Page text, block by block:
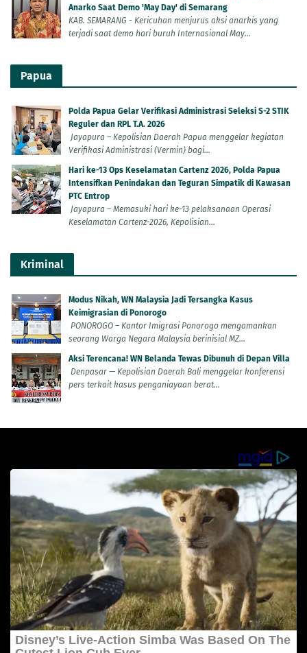
Anarko Saat Demo 'May Day' di Semarang
KAB. SEMARANG - Kericuhan menjurus aksi anarkis yang
terjadi saat demo hari buruh Internasional May...
Papua
Polda Papua Gelar Verifikasi Administrasi Seleksi S-2 STIK
Reguler dan RPL T.A. 2026
Jayapura – Kepolisian Daerah Papua menggelar kegiatan
Verifikasi Administrasi (Vermin) bagi...
Hari ke-13 Ops Keselamatan Cartenz 2026, Polda Papua
Intensifkan Penindakan dan Teguran Simpatik di Kawasan
PTC Entrop
Jayapura – Memasuki hari ke-13 pelaksanaan Operasi
Keselamatan Cartenz-2026, Kepolisian...
Kriminal
Modus Nikah, WN Malaysia Jadi Tersangka Kasus
Keimigrasian di Ponorogo
PONOROGO – Kantor Imigrasi Ponorogo mengamankan
seorang Warga Negara Malaysia berinisial MZ...
Aksi Terencana! WN Belanda Tewas Dibunuh di Depan Villa
Denpasar — Kepolisian Daerah Bali menggelar konferensi
pers terkait kasus penganiayaan berat...